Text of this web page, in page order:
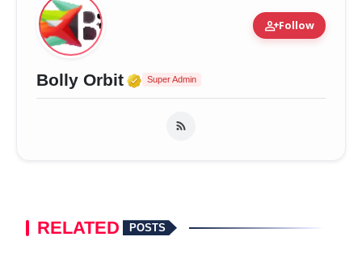
person_addFollow
Bolly Orbit Verified Media or
Super Admin
RELATED POSTS